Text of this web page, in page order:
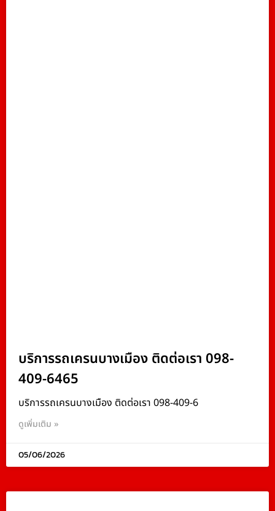
บริการรถเครนบางเมือง ติดต่อเรา 098-
409-6465
บริการรถเครนบางเมือง ติดต่อเรา 098-409-6
ดูเพิ่มเติม »
05/06/2026